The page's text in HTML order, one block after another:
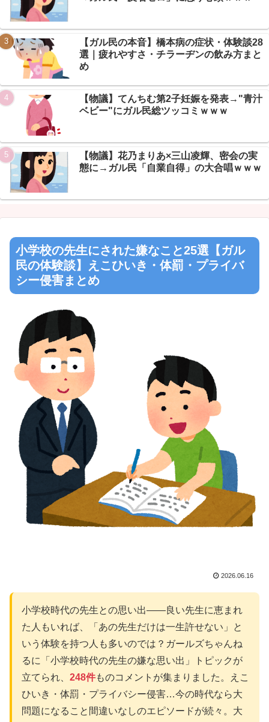
【悲報】邪悪球団ドジャース、まさかの7連敗→ガリレオ民「満
塁ゲッツーが戦犯」総ツッコミｗｗｗ
Powered by livedoor 相互RSS
【ガル民の本音】橋本病の症状・体験談28
選｜疲れやすさ・チラーヂンの飲み方まと
め
【物議】てんちむ第2子妊娠を発表→"青汁
ベビー"にガル民総ツッコミｗｗｗ
【物議】花乃まりあ×三山凌輝、密会の実
態に→ガル民「自業自得」の大合唱ｗｗｗ
小学校の先生にされた嫌なこと25選【ガル
民の体験談】えこひいき・体罰・プライバ
シー侵害まとめ
2026.06.16
小学校時代の先生との思い出——良い先生に恵まれ
た人もいれば、「あの先生だけは一生許せない」と
いう体験を持つ人も多いのでは？ガールズちゃんね
るに「小学校時代の先生の嫌な思い出」トピックが
立てられ、 248件ものコメントが集まりました。えこ
ひいき・体罰・プライバシー侵害…今の時代なら大
問題になること間違いなしのエピソードが続々。大